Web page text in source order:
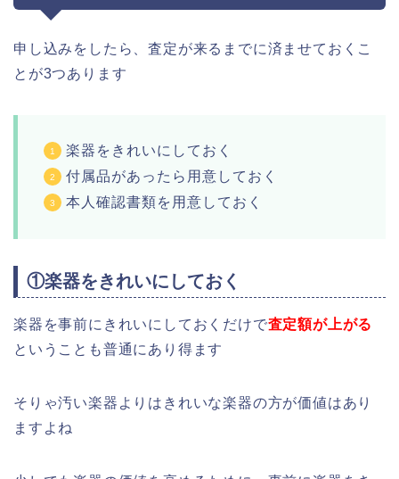
申し込みをしたら、査定が来るまでに済ませておくこ
とが3つあります
楽器をきれいにしておく
付属品があったら用意しておく
本人確認書類を用意しておく
①楽器をきれいにしておく
楽器を事前にきれいにしておくだけで査定額が上がる
ということも普通にあり得ます
そりゃ汚い楽器よりはきれいな楽器の方が価値はあり
ますよね